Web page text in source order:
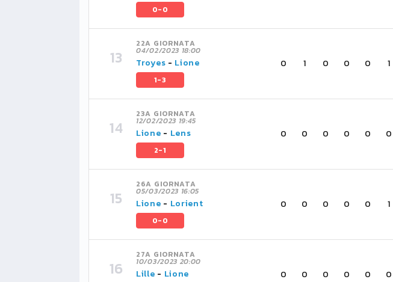
0-0
22A GIORNATA
04/02/2023 18:00
Troyes - Lione
1-3
0 1 0 0 0 1
23A GIORNATA
12/02/2023 19:45
Lione - Lens
2-1
0 0 0 0 0 0
26A GIORNATA
05/03/2023 16:05
Lione - Lorient
0-0
0 0 0 0 0 1
27A GIORNATA
10/03/2023 20:00
Lille - Lione 0 0 0 0 0 0